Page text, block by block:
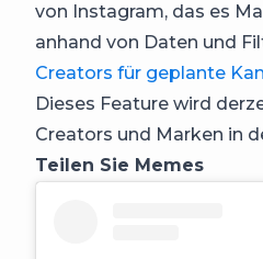
von Instagram, das es
anhand von Daten und
Creators für geplante
Dieses Feature wird
Creators und Marken in
Teilen Sie Memes